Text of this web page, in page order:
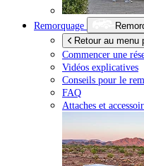
Remorquage
Retour au menu
Commencer une
Vidéos explicatives
Conseils pour le
FAQ
Attaches et